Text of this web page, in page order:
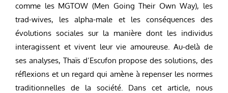
comme les MGTOW (Men Going Their Own Way), les
trad-wives, les alpha-male et les conséquences des
évolutions sociales sur la manière dont les individus
interagissent et vivent leur vie amoureuse. Au-delà de
ses analyses, Thaïs d’Escufon propose des solutions, des
réflexions et un regard qui amène à repenser les normes
traditionnelles de la société. Dans cet article, nous